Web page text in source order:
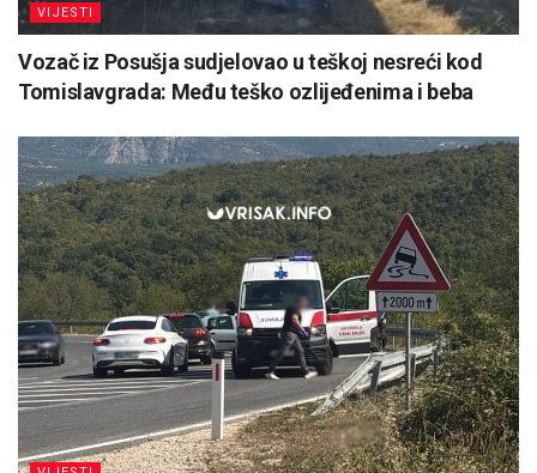
VIJESTI
Vozač iz Posušja sudjelovao u teškoj nesreći kod
Tomislavgrada: Među teško ozlijeđenima i beba